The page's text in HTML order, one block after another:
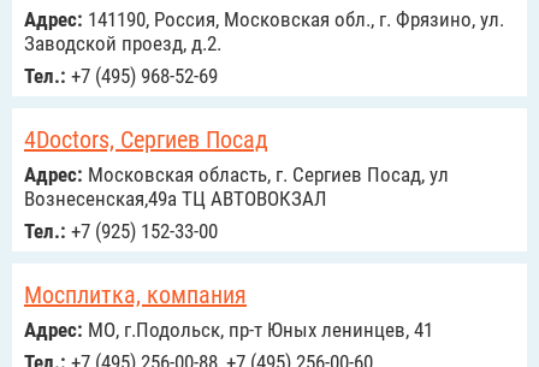
Адрес: 141190, Россия, Московская обл., г. Фрязино, ул.
Заводской проезд, д.2.
Тел.: +7 (495) 968-52-69
4Doctors, Сергиев Посад
Адрес: Московская область, г. Сергиев Посад, ул
Вознесенская,49а ТЦ АВТОВОКЗАЛ
Тел.: +7 (925) 152-33-00
Мосплитка, компания
Адрес: МО, г.Подольск, пр-т Юных ленинцев, 41
Тел.: +7 (495) 256-00-88, +7 (495) 256-00-60